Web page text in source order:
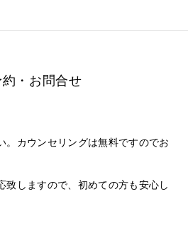
約・お問合せ
。カウンセリングは無料ですのでお
致しますので、初めての方も安心し